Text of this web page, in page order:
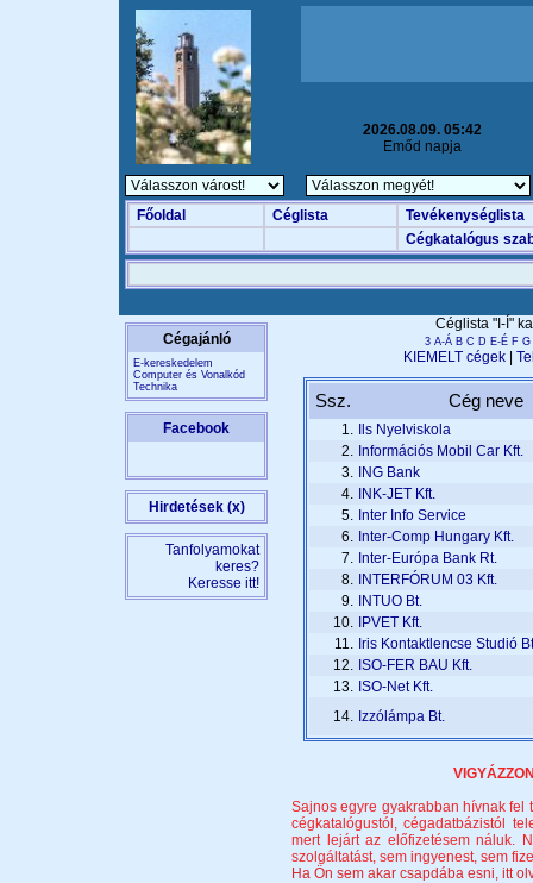
2026.08.09. 05:42
Emőd napja
Főoldal Céglista
Tevékenységlista
Cégkatalógus
Cégajánló
E-kereskedelem
Computer és Vonalkód
Technika
Facebook
Hirdetések (x)
Tanfolyamokat
keres?
Keresse itt!
Céglista "I-Í"
3 A-Á B C D E-É F G
KIEMELT cégek|
Ssz. Cég neve
1.
Ils Nyelviskola
2. Információs Mobil Car Kft.
3.
ING Bank
4.
INK-JET Kft.
5. Inter Info Service
6. Inter-Comp Hungary Kft.
7. Inter-Európa Bank Rt.
8.
INTERFÓRUM 03 Kft.
9.
INTUO Bt.
10.
IPVET Kft.
11. Iris Kontaktlencse Studió
12. ISO-FER BAU Kft.
13. ISO-Net Kft.
14. Izzólámpa Bt.
Sajnos egyre gyakrabban hívnak fel
cégkatalógustól, cégadatbázistól
mert lejárt az előfizetésem náluk.
szolgáltatást, sem ingyenest, sem
Ha Ön sem akar csapdába esni, itt